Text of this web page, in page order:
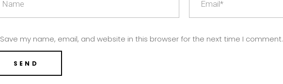
Save my name, email, and website in this browser for the next time I comment.